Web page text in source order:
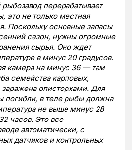
перерабатывает
это не только местная
Поскольку основные запасы
сезон, нужны огромные
сырья. Оно ждет
в минус 20 градусов.
камера на минус 36 — там
семейства карповых,
описторхами. Для
погибли, в теле рыбы должна
не выше минус 28
часов. Это все
автоматически, с
датчиков и контрольных